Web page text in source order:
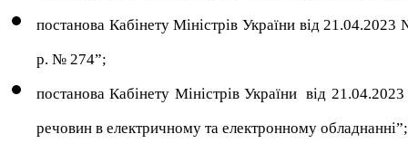
постанова Кабінету Міністрів України від
р. № 274”;
постанова Кабінету Міністрів України від
речовин в електричному та електронному обладнанні”;